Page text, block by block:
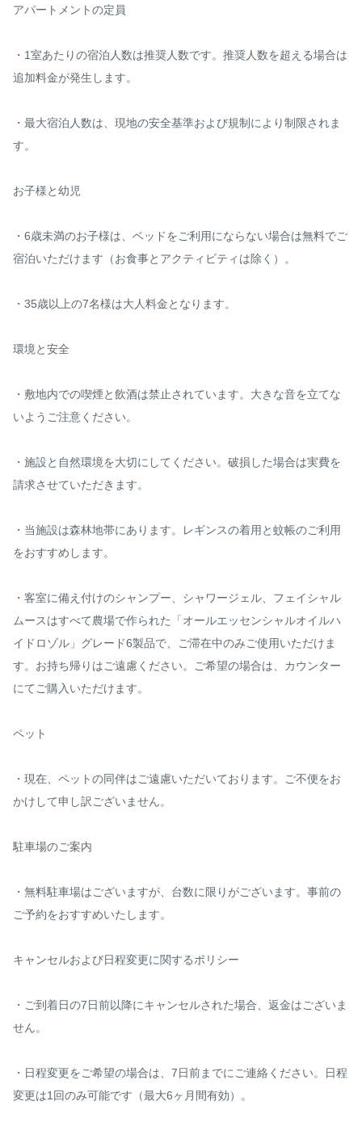
アパートメントの定員
・1室あたりの宿泊人数は推奨人数です。推奨人数を超える場合は
追加料金が発生します。
・最大宿泊人数は、現地の安全基準および規制により制限されま
す。
お子様と幼児
・6歳未満のお子様は、ベッドをご利用にならない場合は無料でご
宿泊いただけます（お食事とアクティビティは除く）。
・35歳以上の7名様は大人料金となります。
環境と安全
・敷地内での喫煙と飲酒は禁止されています。大きな音を立てな
いようご注意ください。
・施設と自然環境を大切にしてください。破損した場合は実費を
請求させていただきます。
・当施設は森林地帯にあります。レギンスの着用と蚊帳のご利用
をおすすめします。
・客室に備え付けのシャンプー、シャワージェル、フェイシャル
ムースはすべて農場で作られた「オールエッセンシャルオイルハ
イドロゾル」グレード6製品で、ご滞在中のみご使用いただけま
す。お持ち帰りはご遠慮ください。ご希望の場合は、カウンター
にてご購入いただけます。
ペット
・現在、ペットの同伴はご遠慮いただいております。ご不便をお
かけして申し訳ございません。
駐車場のご案内
・無料駐車場はございますが、台数に限りがございます。事前の
ご予約をおすすめいたします。
キャンセルおよび日程変更に関するポリシー
・ご到着日の7日前以降にキャンセルされた場合、返金はございま
せん。
・日程変更をご希望の場合は、7日前までにご連絡ください。日程
変更は1回のみ可能です（最大6ヶ月間有効）。